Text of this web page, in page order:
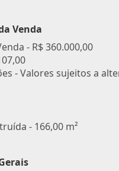
Venda
- R$ 360.000,00
- Valores sujeitos a
- 166,00 m²